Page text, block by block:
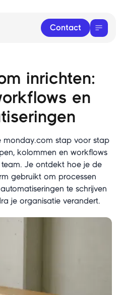
Contact
inrichten:
en
monday.com stap voor stap
kolommen en workflows
Je ontdekt hoe je de
gebruikt om processen
te schrijven
je organisatie verandert.